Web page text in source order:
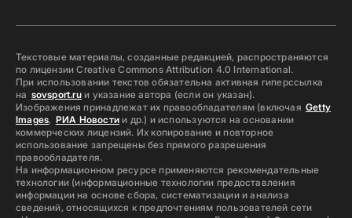
Текстовые материалы, созданные редакцией, распространяются
по лицензии Creative Commons Attribution 4.0 International.
При использовании текстов обязательна активная гиперссылка
на sovsport.ruи указание автора (если он указан).
Изображения принадлежат их правообладателям (включая Getty
Images, РИА Новостии др.) и используются на основании
коммерческих лицензий. Их копирование и повторное
использование запрещены без прямого разрешения
правообладателя.
На информационном ресурсе применяются рекомендательные
технологии (информационные технологии предоставления
информации на основе сбора, систематизации и анализа
сведений, относящихся к предпочтениям пользователей сети